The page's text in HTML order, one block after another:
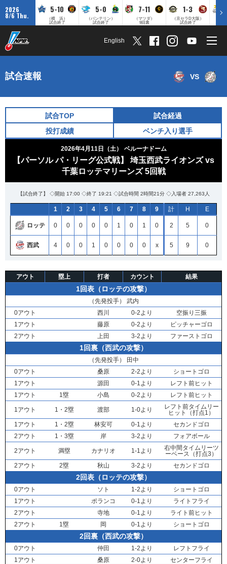
2026
8/6 Thu.
5-10
（横 浜）
試合終了
5-0
（バンテリン）
試合終了
7-11
（マツダ）
9回裏
1-3
（京セラD大阪）
試合終了
English
試合速報 VS
試合TOP
試合経過
投打成績
ベンチ入り選手
2026年4月11日（土） ベルーナドーム
【パーソル パ・リーグ公式戦】 埼玉西武ライオンズ vs
千葉ロッテマリーンズ 5回戦
【試合終了】 ◇開始 17:00 ◇終了 19:21 ◇試合時間 2時間21分 ◇入場者 27,263人
1 2 3 4 5 6 7 8 9 計 H E
ロッテ 0 0 0 0 0 1 0 1 0 2 5 0
西武 4 0 0 1 0 0 0 0 x 5 9 0
アウト 塁上 打者 カウント 結果
1回表（ロッテの攻撃）
（先発投手） 武内
0アウト
西川 0-2より
空振り三振
1アウト
藤原 0-2より
ピッチャーゴロ
2アウト
上田 3-2より ファーストゴロ
1回裏（西武の攻撃）
（先発投手）
田中
0アウト
桑原 2-2より
ショートゴロ
1アウト
源田 0-1より
レフト前ヒット
1アウト
1塁 小島 0-2より レフト前ヒット
1アウト 1・2塁 渡部 1-0より
レフト前タイムリー
ヒット（打点1）
1アウト
1・2塁 林安可 0-1より
セカンドゴロ
2アウト
1・3塁 岸 3-2より フォアボール
2アウト 満塁 カナリオ 1-1より
右中間タイムリーツ
ーベース（打点3）
2アウト
2塁 秋山 3-2より セカンドゴロ
2回表（ロッテの攻撃）
0アウト ソト 1-2より
ショートゴロ
1アウト
ポランコ 0-1より
ライトフライ
2アウト
寺地 0-1より
ライト前ヒット
2アウト
1塁 岡 0-1より ショートゴロ
2回裏（西武の攻撃）
0アウト 仲田 1-2より
レフトフライ
1アウト
桑原 2-0より
センターフライ